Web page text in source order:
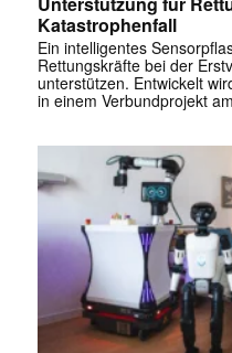
Katastrophenfall
Ein intelligentes
Rettungskräfte bei der
unterstützen. Entwickelt
in einem Verbundprojekt